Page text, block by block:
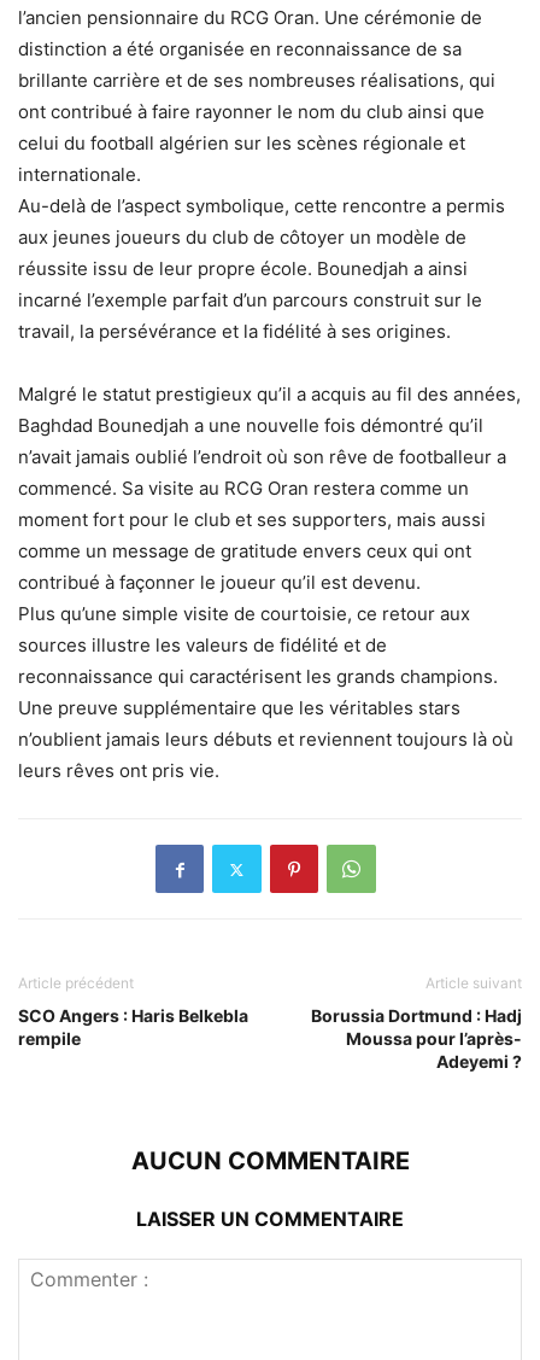
l’ancien pensionnaire du RCG Oran. Une cérémonie de
distinction a été organisée en reconnaissance de sa
brillante carrière et de ses nombreuses réalisations, qui
ont contribué à faire rayonner le nom du club ainsi que
celui du football algérien sur les scènes régionale et
internationale.
Au-delà de l’aspect symbolique, cette rencontre a permis
aux jeunes joueurs du club de côtoyer un modèle de
réussite issu de leur propre école. Bounedjah a ainsi
incarné l’exemple parfait d’un parcours construit sur le
travail, la persévérance et la fidélité à ses origines.
Malgré le statut prestigieux qu’il a acquis au fil des années,
Baghdad Bounedjah a une nouvelle fois démontré qu’il
n’avait jamais oublié l’endroit où son rêve de footballeur a
commencé. Sa visite au RCG Oran restera comme un
moment fort pour le club et ses supporters, mais aussi
comme un message de gratitude envers ceux qui ont
contribué à façonner le joueur qu’il est devenu.
Plus qu’une simple visite de courtoisie, ce retour aux
sources illustre les valeurs de fidélité et de
reconnaissance qui caractérisent les grands champions.
Une preuve supplémentaire que les véritables stars
n’oublient jamais leurs débuts et reviennent toujours là où
leurs rêves ont pris vie.
Article précédent
SCO Angers : Haris Belkebla
rempile
Article suivant
Borussia Dortmund : Hadj
Moussa pour l’après-
Adeyemi ?
AUCUN COMMENTAIRE
LAISSER UN COMMENTAIRE